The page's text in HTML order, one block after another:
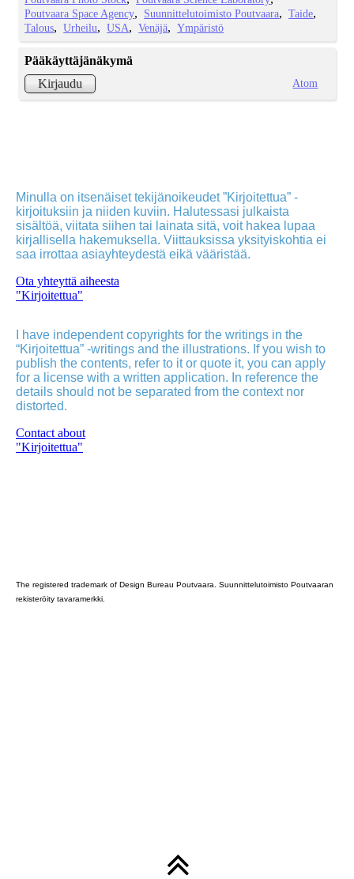
Poutvaara Space Agency
Suunnittelutoimisto Poutvaara
Taide
Talous
Urheilu USA Venäjä Ympäristö
Pääkäyttäjänäkymä
Kirjaudu
Atom
Minulla on itsenäiset tekijänoikeudet ”Kirjoitettua” -
kirjoituksiin ja niiden kuviin. Halutessasi julkaista
sisältöä, viitata siihen tai lainata sitä, voit hakea lupaa
kirjallisella hakemuksella. Viittauksissa yksityiskohtia ei
saa irrottaa asiayhteydestä eikä vääristää.
Ota yhteyttä aiheesta
"Kirjoitettua"
I have independent copyrights for the writings in the
“Kirjoitettua” -writings and the illustrations. If you wish to
publish the contents, refer to it or quote it, you can apply
for a license with a written application. In reference the
details should not be separated from the context nor
distorted.
Contact about
"Kirjoitettua"
The registered trademark of Design Bureau Poutvaara. Suunnittelutoimisto Poutvaaran
rekisteröity tavaramerkki.